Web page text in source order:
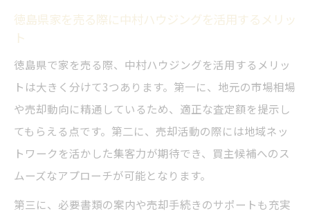
徳島県家を売る際に中村ハウジングを活用するメリッ
ト
徳島県で家を売る際、中村ハウジングを活用するメリッ
トは大きく分けて3つあります。第一に、地元の市場相場
や売却動向に精通しているため、適正な査定額を提示し
てもらえる点です。第二に、売却活動の際には地域ネッ
トワークを活かした集客力が期待でき、買主候補へのス
ムーズなアプローチが可能となります。
第三に、必要書類の案内や売却手続きのサポートも充実